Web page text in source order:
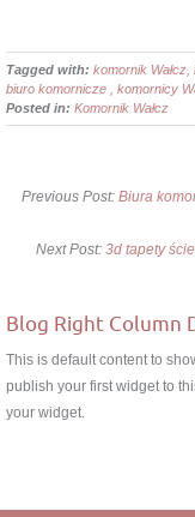
Tagged with: komornik
biuro komornicze , komornicy
Posted in: Komornik Wałcz
Previous Post: Biura
Next Post: 3d tapety
Blog Right Column
This is default content to
publish your first widget to
your widget.